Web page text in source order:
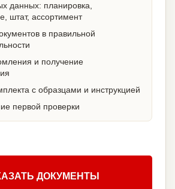
данных: планировка,
штат, ассортимент
в правильной
и получение
с образцами и инструкцией
первой проверки
ДОКУМЕНТЫ